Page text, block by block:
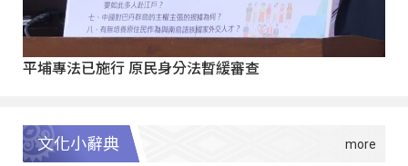
平埔專法已施行 原民身分法暫緩審查
文化小辭典